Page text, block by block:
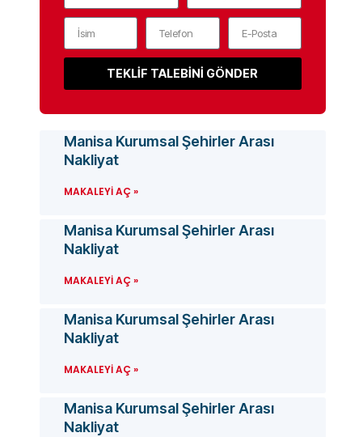
TEKLİF TALEBİNİ GÖNDER
Manisa Kurumsal Şehirler Arası
Nakliyat
MAKALEYI AÇ »
Manisa Kurumsal Şehirler Arası
Nakliyat
MAKALEYI AÇ »
Manisa Kurumsal Şehirler Arası
Nakliyat
MAKALEYI AÇ »
Manisa Kurumsal Şehirler Arası
Nakliyat